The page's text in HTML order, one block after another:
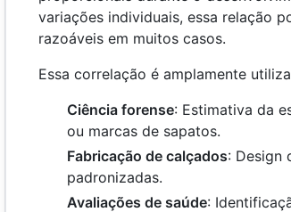
variações individuais, essa relação
razoáveis ​​em muitos casos.
Essa correlação é amplamente
Ciência forense: Estimativa da
ou marcas de sapatos.
Fabricação de calçados: Design
padronizadas.
Avaliações de saúde: